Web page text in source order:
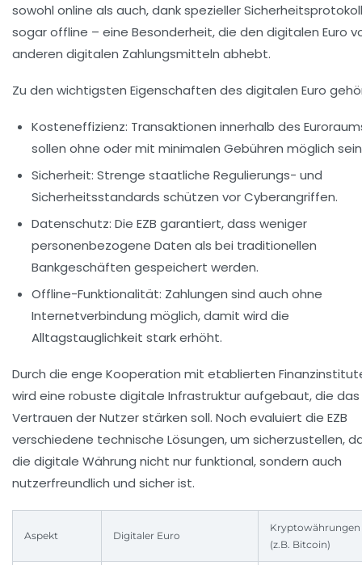
sowohl online als auch, dank spezieller
sogar offline – eine Besonderheit, die den digitalen Euro
anderen digitalen Zahlungsmitteln abhebt.
Zu den wichtigsten Eigenschaften des digitalen Euro
Kosteneffizienz: Transaktionen innerhalb des
sollen ohne oder mit minimalen Gebühren möglich
Sicherheit: Strenge staatliche Regulierungs- und
Sicherheitsstandards schützen vor Cyberangriffen.
Datenschutz: Die EZB garantiert, dass weniger
personenbezogene Daten als bei traditionellen
Bankgeschäften gespeichert werden.
Offline-Funktionalität: Zahlungen sind auch ohne
Internetverbindung möglich, damit wird die
Alltagstauglichkeit stark erhöht.
Durch die enge Kooperation mit etablierten
wird eine robuste digitale Infrastruktur aufgebaut, die das
Vertrauen der Nutzer stärken soll. Noch evaluiert die EZB
verschiedene technische Lösungen, um sicherzustellen,
die digitale Währung nicht nur funktional, sondern auch
nutzerfreundlich und sicher ist.
Aspekt Digitaler Euro
Kryptowährungen
(z.B. Bitcoin)